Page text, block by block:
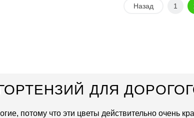
Назад 1
ДЛЯ
потому что эти цветы действительно очень